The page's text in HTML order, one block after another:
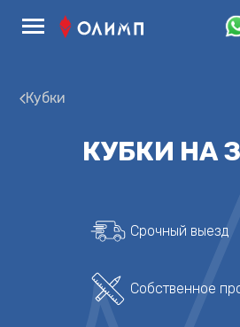
Кубки
КУБКИ НА
Срочный выезд
Собственное